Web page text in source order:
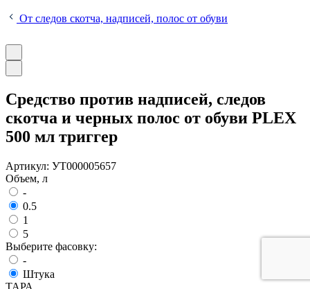
От следов скотча, надписей, полос от обуви
Средство против надписей, следов
скотча и черных полос от обуви PLEX
500 мл триггер
Артикул: УТ000005657
Объем, л
-
0.5
1
5
Выберите фасовку:
-
Штука
ТАРА